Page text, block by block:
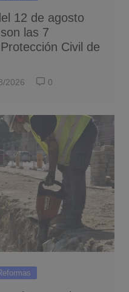
12 de agosto
las 7
Civil de
2026 0